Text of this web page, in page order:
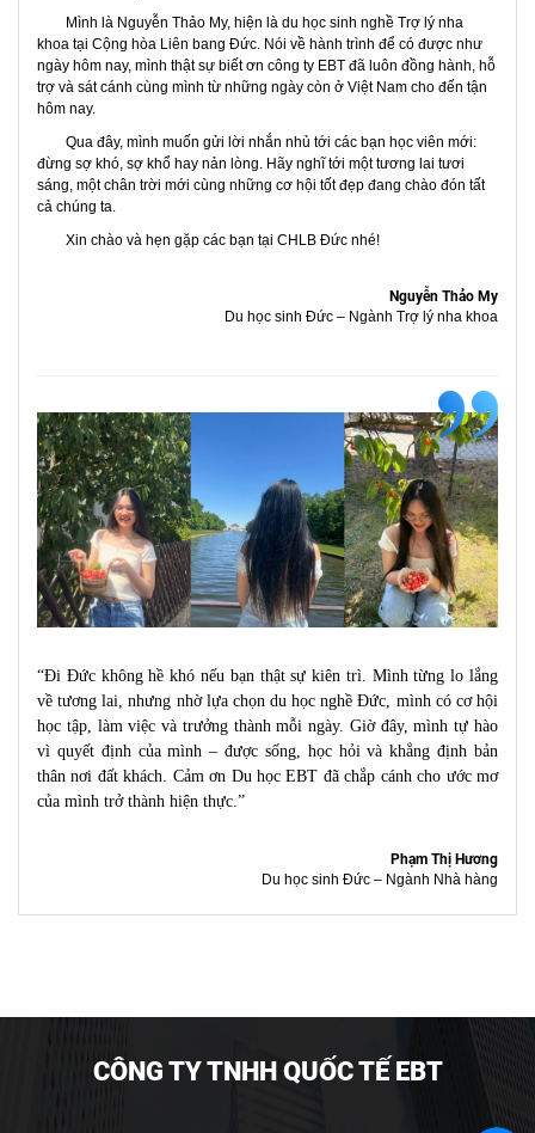
Mình là Nguyễn Thảo My, hiện là du học sinh nghề Trợ lý nha
khoa tại Cộng hòa Liên bang Đức. Nói về hành trình để có được như
ngày hôm nay, mình thật sự biết ơn công ty EBT đã luôn đồng hành, hỗ
trợ và sát cánh cùng mình từ những ngày còn ở Việt Nam cho đến tận
hôm nay.
Qua đây, mình muốn gửi lời nhắn nhủ tới các bạn học viên mới:
đừng sợ khó, sợ khổ hay nản lòng. Hãy nghĩ tới mộttương lai tươi
sáng, một chân trời mới cùng những cơ hội tốt đẹp đang chào đón tất
cả chúng ta.
Xin chào và hẹn gặp các bạn tại CHLB Đức nhé!
Nguyễn Thảo My
Du học sinh Đức – Ngành Trợ lý nha khoa
“Đi Đức không hề khó nếu bạn thật sự kiên trì. Mình từng lo lắng
về tương lai, nhưng nhờ lựa chọn du học nghề Đức, mình có cơ hội
học tập, làm việc và trưởng thành mỗi ngày. Giờ đây, mình tự hào
vì quyết định của mình – được sống, học hỏi và khẳng định bản
thân nơi đất khách. Cảm ơn Du học EBT đã chắp cánh cho ước mơ
của mình trở thành hiện thực.”
Phạm Thị Hương
Du học sinh Đức – Ngành Nhà hàng
CÔNG TY TNHH QUỐC TẾ EBT